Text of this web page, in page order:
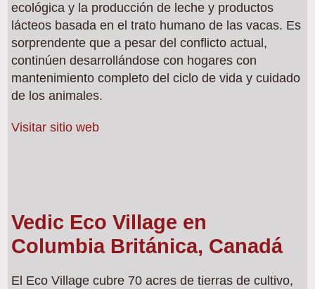
ecológica y la producción de leche y productos
lácteos basada en el trato humano de las vacas. Es
sorprendente que a pesar del conflicto actual,
continúen desarrollándose con hogares con
mantenimiento completo del ciclo de vida y cuidado
de los animales.
Visitar sitio web
Vedic Eco Village en
Columbia Británica, Canadá
El Eco Village cubre 70 acres de tierras de cultivo,